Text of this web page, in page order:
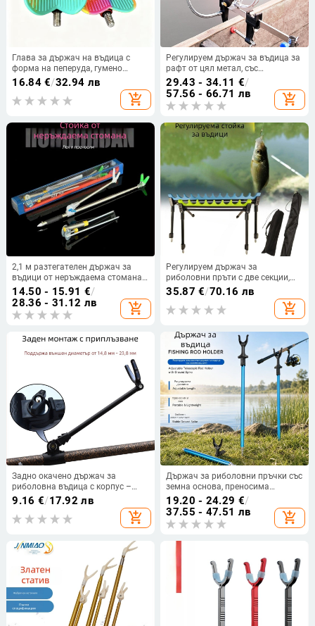
Глава за държач на въдица с
форма на пеперуда, гумено
покритие, автоматично връщане,
нехлъзгаща, изработена от
неръждаема стомана
16.84€/32.94 лв
add_shopping_cart
Регулируем държач за въдица за
рафт от цял метал, със
многонаправлено въртене и
сгъваем монтаж, за риболов на
мост, рафт и море
29.43 - 34.11 €/
57.56 - 66.71 лв
add_shopping_cart
2,1 м разтегателен държач за
въдици от неръждаема стомана
– стойка за риболов, двупосочно
използване
14.50 - 15.91 €/
28.36 - 31.12 лв
add_shopping_cart
Регулируем държач за
риболовни пръти с две секции,
телескопичен, с множество дупки,
сгъваем, за наземно използване
35.87 €/70.16 лв
add_shopping_cart
Задно окачено държач за
риболовна въдица с корпус –
метален държач
9.16 €/17.92 лв
add_shopping_cart
Държач за риболовни пръчки със
земна основа, преносима
алуминиева стойка, регулируем
телескопичен държач за пръчки,
за риболов в солена вода
19.20 - 24.29 €/
37.55 - 47.51 лв
add_shopping_cart